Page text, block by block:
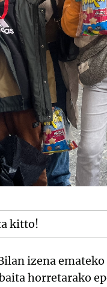
kitto!
izena
horretarako